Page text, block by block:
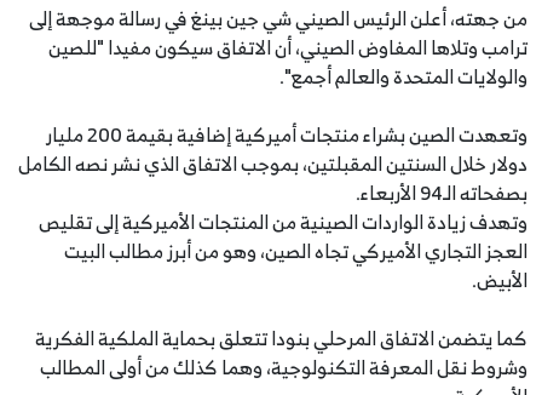
من جهته، أعلن الرئيس الصيني شي جين بينغ في رسالة موجهة إلى
ترامب وتلاها المفاوض الصيني، أن الاتفاق سيكون مفيدا "للصين
والولايات المتحدة والعالم أجمع".
وتعهدت الصين بشراء منتجات أميركية إضافية بقيمة 200 مليار
دولار خلال السنتين المقبلتين، بموجب الاتفاق الذي نشر نصه الكامل
بصفحاته الـ94 الأربعاء.
وتهدف زيادة الواردات الصينية من المنتجات الأميركية إلى تقليص
العجز التجاري الأميركي تجاه الصين، وهو من أبرز مطالب البيت
الأبيض.
كما يتضمن الاتفاق المرحلي بنودا تتعلق بحماية الملكية الفكرية
وشروط نقل المعرفة التكنولوجية، وهما كذلك من أولى المطالب